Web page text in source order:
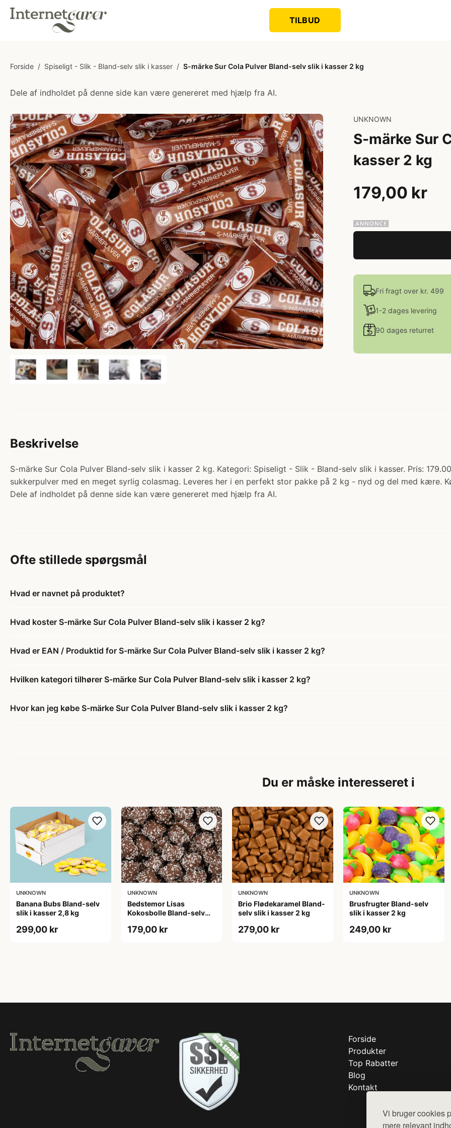
Vi bruger cookies
mere relevant
TILBUD
Forside / Spiseligt - Slik - Bland-selv slik i kasser / S-märke Sur Cola Pulver Bland-selv slik i kasser 2 kg
Dele af indholdet på denne side kan være genereret med hjælp fra AI.
UNKNOWN
S-märke Sur
kasser 2 kg
179,00 kr
Fri fragt over kr. 499
1-2 dages levering
90 dages returret
Beskrivelse
S-märke Sur Cola Pulver Bland-selv slik i kasser 2 kg. Kategori: Spiseligt - Slik - Bland-selv slik i kasser. Pris:
sukkerpulver med en meget syrlig colasmag. Leveres her i en perfekt stor pakke på 2 kg - nyd og del med kære.
Dele af indholdet på denne side kan være genereret med hjælp fra AI.
Ofte stillede spørgsmål
Hvad er navnet på produktet?
Hvad koster S-märke Sur Cola Pulver Bland-selv slik i kasser 2 kg?
Hvad er EAN / Produktid for S-märke Sur Cola Pulver Bland-selv slik i kasser 2 kg?
Hvilken kategori tilhører S-märke Sur Cola Pulver Bland-selv slik i kasser 2 kg?
Hvor kan jeg købe S-märke Sur Cola Pulver Bland-selv slik i kasser 2 kg?
Du er måske interesseret i
UNKNOWN
Banana Bubs Bland-selv
slik i kasser 2,8 kg
299,00 kr
UNKNOWN
Bedstemor Lisas
Kokosbolle Bland-selv
179,00 kr
UNKNOWN
Brio Flødekaramel Bland-
selv slik i kasser 2 kg
279,00 kr
UNKNOWN
Brusfrugter Bland-selv
slik i kasser 2 kg
249,00 kr
Forside
Produkter
Top Rabatter
Blog
Kontakt